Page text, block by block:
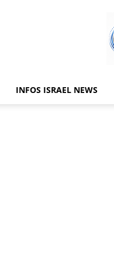
INFOS ISRAEL NEWS